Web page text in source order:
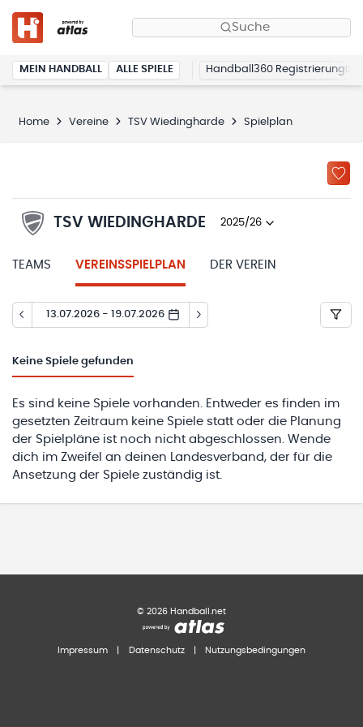
Suche
MEIN HANDBALL ALLE SPIELE Handball360 Registrierung
Home Vereine TSV Wiedingharde Spielplan
TSV WIEDINGHARDE 2025/26
TEAMS VEREINSSPIELPLAN DER VEREIN
13.07.2026 - 19.07.2026
Keine Spiele gefunden
Es sind keine Spiele vorhanden. Entweder es finden im
gesetzten Zeitraum keine Spiele statt oder die Planung
der Spielpläne ist noch nicht abgeschlossen. Wende
dich im Zweifel an deinen Landesverband, der für die
Ansetzung der Spiele zuständig ist.
© 2026 Handball.net
Impressum Datenschutz Nutzungsbedingungen